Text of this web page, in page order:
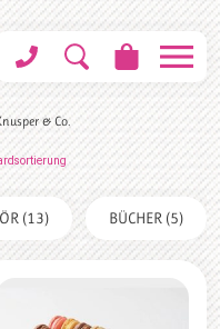
& Co.
(13) BÜCHER (5)